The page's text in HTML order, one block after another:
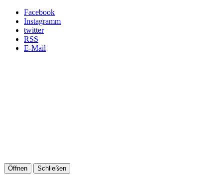
Facebook
Instagramm
twitter
RSS
E-Mail
Öffnen Schließen